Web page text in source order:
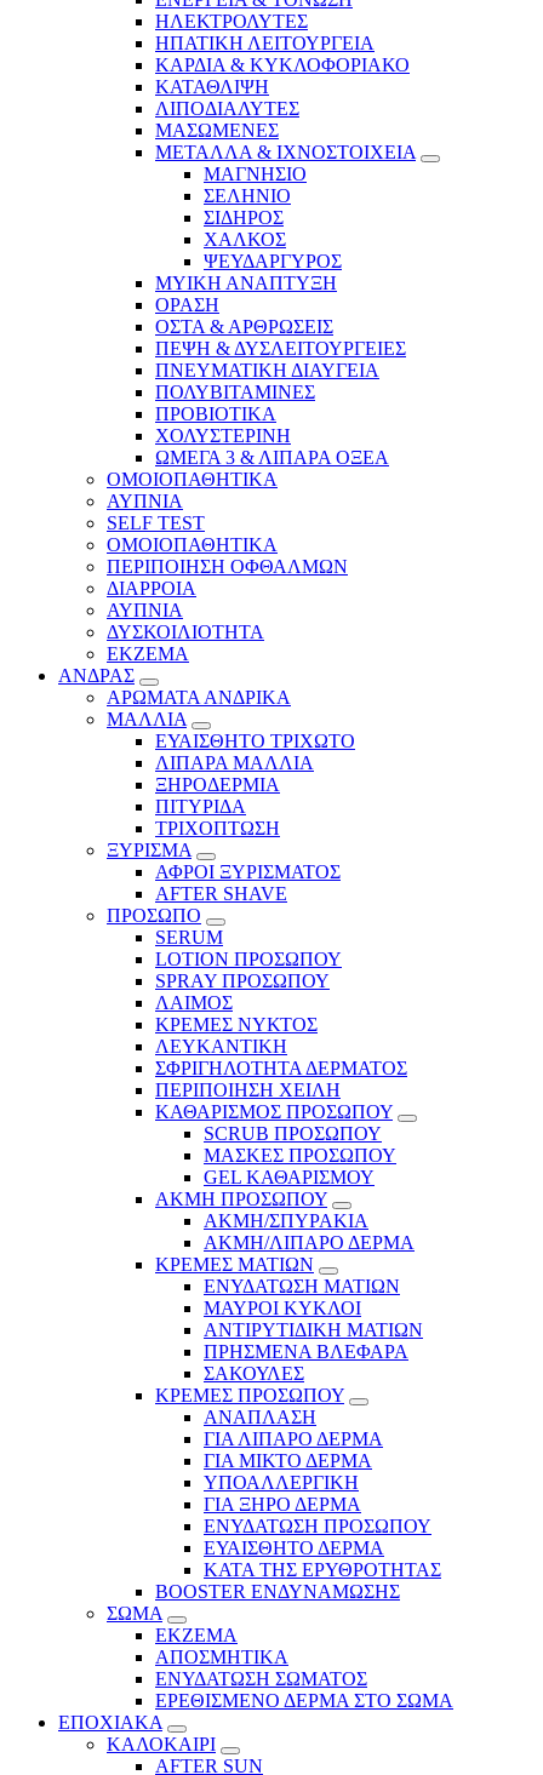
ΗΛΕΚΤΡΟΛΥΤΕΣ
ΗΠΑΤΙΚΗ ΛΕΙΤΟΥΡΓΕΙΑ
ΚΑΡΔΙΑ & ΚΥΚΛΟΦΟΡΙΑΚΟ
ΚΑΤΑΘΛΙΨΗ
ΛΙΠΟΔΙΑΛΥΤΕΣ
ΜΑΣΩΜΕΝΕΣ
ΜΕΤΑΛΛΑ & ΙΧΝΟΣΤΟΙΧΕΙΑ
ΜΑΓΝΗΣΙΟ
ΣΕΛΗΝΙΟ
ΣΙΔΗΡΟΣ
ΧΑΛΚΟΣ
ΨΕΥΔΑΡΓΥΡΟΣ
ΜΥΙΚΗ ΑΝΑΠΤΥΞΗ
ΟΡΑΣΗ
ΟΣΤΑ & ΑΡΘΡΩΣΕΙΣ
ΠΕΨΗ & ΔΥΣΛΕΙΤΟΥΡΓΕΙΕΣ
ΠΝΕΥΜΑΤΙΚΗ ΔΙΑΥΓΕΙΑ
ΠΟΛΥΒΙΤΑΜΙΝΕΣ
ΠΡΟΒΙΟΤΙΚΑ
ΧΟΛΥΣΤΕΡΙΝΗ
ΩΜΕΓΑ 3 & ΛΙΠΑΡΑ ΟΞΕΑ
ΟΜΟΙΟΠΑΘΗΤΙΚΑ
ΑΥΠΝΙΑ
SELF TEST
ΟΜΟΙΟΠΑΘΗΤΙΚΑ
ΠΕΡΙΠΟΙΗΣΗ ΟΦΘΑΛΜΩΝ
ΔΙΑΡΡΟΙΑ
ΑΥΠΝΙΑ
ΔΥΣΚΟΙΛΙΟΤΗΤΑ
ΕΚΖΕΜΑ
ΑΝΔΡΑΣ
ΑΡΩΜΑΤΑ ΑΝΔΡΙΚΑ
ΜΑΛΛΙΑ
ΕΥΑΙΣΘΗΤΟ ΤΡΙΧΩΤΟ
ΛΙΠΑΡΑ ΜΑΛΛΙΑ
ΞΗΡΟΔΕΡΜΙΑ
ΠΙΤΥΡΙΔΑ
ΤΡΙΧΟΠΤΩΣΗ
ΞΥΡΙΣΜΑ
ΑΦΡΟΙ ΞΥΡΙΣΜΑΤΟΣ
AFTER SHAVE
ΠΡΟΣΩΠΟ
SERUM
LOTION ΠΡΟΣΩΠΟΥ
SPRAY ΠΡΟΣΩΠΟΥ
ΛΑΙΜΟΣ
ΚΡΕΜΕΣ ΝΥΚΤΟΣ
ΛΕΥΚΑΝΤΙΚΗ
ΣΦΡΙΓΗΛΟΤΗΤΑ ΔΕΡΜΑΤΟΣ
ΠΕΡΙΠΟΙΗΣΗ ΧΕΙΛΗ
ΚΑΘΑΡΙΣΜΟΣ ΠΡΟΣΩΠΟΥ
SCRUB ΠΡΟΣΩΠΟΥ
ΜΑΣΚΕΣ ΠΡΟΣΩΠΟΥ
GEL ΚΑΘΑΡΙΣΜΟΥ
ΑΚΜΗ ΠΡΟΣΩΠΟΥ
ΑΚΜΗ/ΣΠΥΡΑΚΙΑ
ΑΚΜΗ/ΛΙΠΑΡΟ ΔΕΡΜΑ
ΚΡΕΜΕΣ ΜΑΤΙΩΝ
ΕΝΥΔΑΤΩΣΗ ΜΑΤΙΩΝ
ΜΑΥΡΟΙ ΚΥΚΛΟΙ
ΑΝΤΙΡΥΤΙΔΙΚΗ ΜΑΤΙΩΝ
ΠΡΗΣΜΕΝΑ ΒΛΕΦΑΡΑ
ΣΑΚΟΥΛΕΣ
ΚΡΕΜΕΣ ΠΡΟΣΩΠΟΥ
ΑΝΑΠΛΑΣΗ
ΓΙΑ ΛΙΠΑΡΟ ΔΕΡΜΑ
ΓΙΑ ΜΙΚΤΟ ΔΕΡΜΑ
ΥΠΟΑΛΛΕΡΓΙΚΗ
ΓΙΑ ΞΗΡΟ ΔΕΡΜΑ
ΕΝΥΔΑΤΩΣΗ ΠΡΟΣΩΠΟΥ
ΕΥΑΙΣΘΗΤΟ ΔΕΡΜΑ
ΚΑΤΑ ΤΗΣ ΕΡΥΘΡΟΤΗΤΑΣ
BOOSTER ΕΝΔΥΝΑΜΩΣΗΣ
ΣΩΜΑ
ΕΚΖΕΜΑ
ΑΠΟΣΜΗΤΙΚΑ
ΕΝΥΔΑΤΩΣΗ ΣΩΜΑΤΟΣ
ΕΡΕΘΙΣΜΕΝΟ ΔΕΡΜΑ ΣΤΟ ΣΩΜΑ
ΕΠΟΧΙΑΚΑ
ΚΑΛΟΚΑΙΡΙ
AFTER SUN